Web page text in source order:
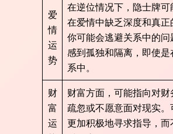
爱
情
运
势
在逆位情况下，隐士牌可
在爱情中缺乏深度和真正
你可能会逃避关系中的问
感到孤独和隔离，即使是
系中。
财
富
运
财富方面，可能指向对财
疏忽或不愿意面对现实。
更加积极地寻求指导，而